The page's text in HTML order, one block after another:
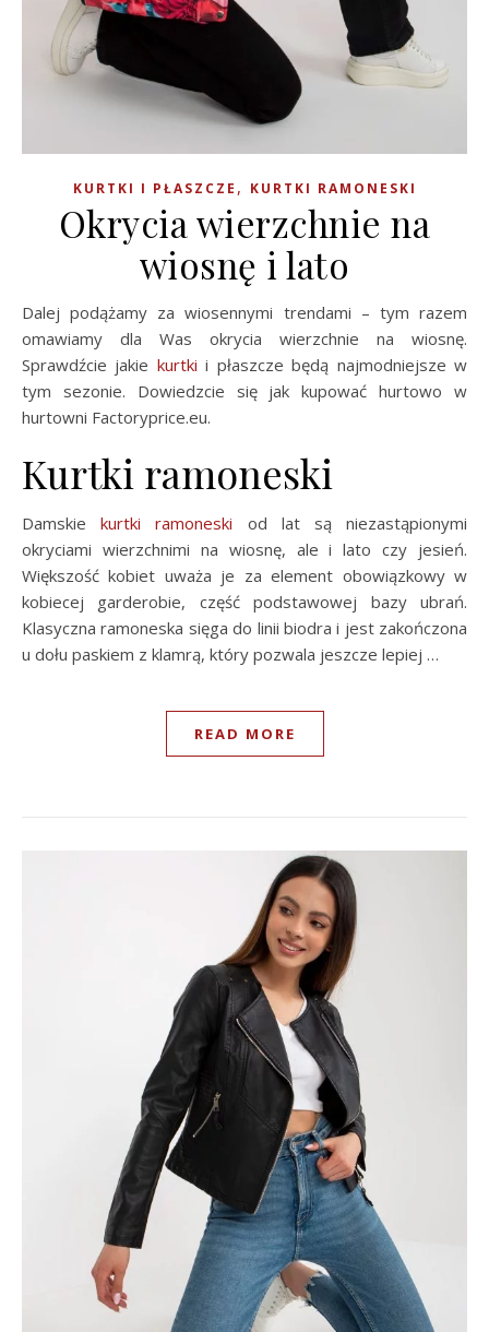
KURTKI I PŁASZCZE , KURTKI RAMONESKI
Okrycia wierzchnie na
wiosnę i lato
Dalej podążamy za wiosennymi trendami – tym razem
omawiamy dla Was okrycia wierzchnie na wiosnę.
Sprawdźcie jakie kurtki i płaszcze będą najmodniejsze w
tym sezonie. Dowiedzcie się jak kupować hurtowo w
hurtowni Factoryprice.eu.
Kurtki ramoneski
Damskiekurtki ramoneski od lat są niezastąpionymi
okryciami wierzchnimi na wiosnę, ale i lato czy jesień.
Większość kobiet uważa je za element obowiązkowy w
kobiecej garderobie, część podstawowej bazy ubrań.
Klasyczna ramoneska sięga do linii biodra i jest zakończona
u dołu paskiem z klamrą, który pozwala jeszcze lepiej …
READ MORE